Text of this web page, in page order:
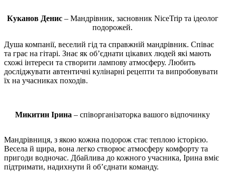
Куканов Денис– Мандрівник, засновник NiceTrip та ідеолог
подорожей.
Душа компанії, веселий гід та справжній мандрівник. Співає
та грає на гітарі. Знає як об’єднати цікавих людей які мають
схожі інтереси та створити лампову атмосферу. Любить
досліджувати автентичні кулінарні рецепти та випробовувати
їх на учасниках походів.
Микитин Ірина – співорганізаторка вашого відпочинку
Мандрівниця, з якою кожна подорож стає теплою історією.
Весела й щира, вона легко створює атмосферу комфорту та
пригоди водночас. Дбайлива до кожного учасника, Ірина вміє
підтримати, надихнути й об’єднати команду.